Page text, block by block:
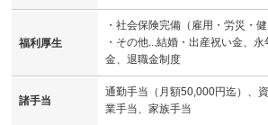
福利厚生
・社会保険完備（雇用・労災・
・その他...結婚・出産祝い金、
金、退職金制度
諸手当
通勤手当（月額50,000円迄）、
業手当、家族手当